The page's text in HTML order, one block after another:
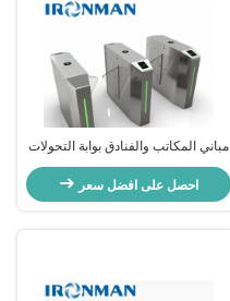
مباني المكاتب والفنادق بوابة التحولات
المنسدلة مع التعرف على الوجه رمز
QR RFID
احصل على افضل سعر